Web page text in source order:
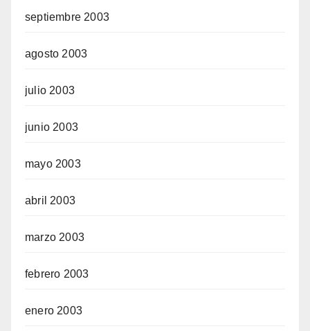
septiembre 2003
agosto 2003
julio 2003
junio 2003
mayo 2003
abril 2003
marzo 2003
febrero 2003
enero 2003